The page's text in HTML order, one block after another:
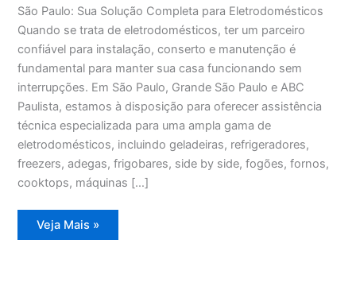
São Paulo: Sua Solução Completa para Eletrodomésticos
Quando se trata de eletrodomésticos, ter um parceiro
confiável para instalação, conserto e manutenção é
fundamental para manter sua casa funcionando sem
interrupções. Em São Paulo, Grande São Paulo e ABC
Paulista, estamos à disposição para oferecer assistência
técnica especializada para uma ampla gama de
eletrodomésticos, incluindo geladeiras, refrigeradores,
freezers, adegas, frigobares, side by side, fogões, fornos,
cooktops, máquinas […]
Assistência
Técnica
Veja Mais »